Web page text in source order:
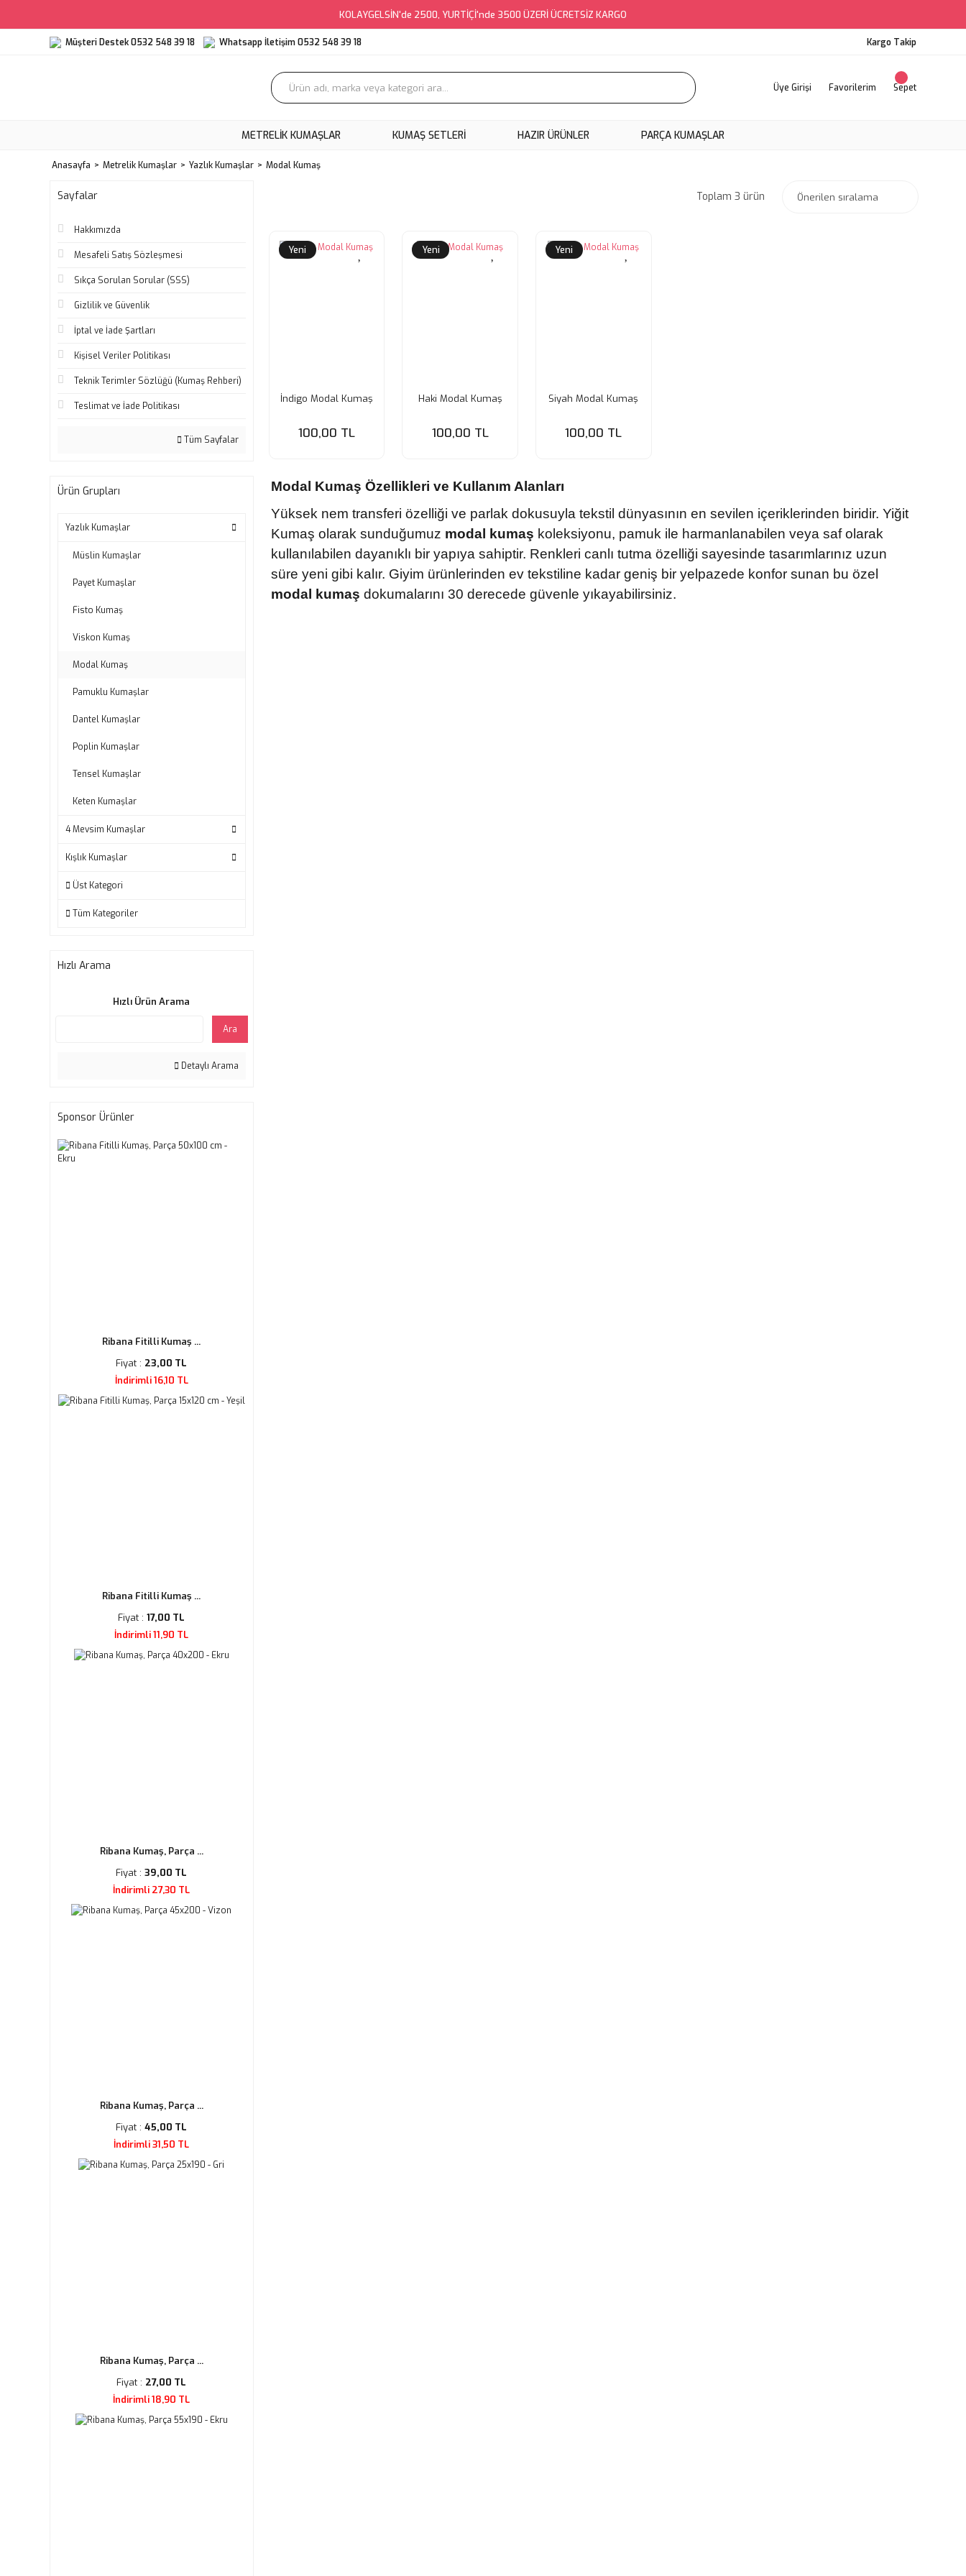
KOLAYGELSİN'de 2500, YURTİÇİ'nde 3500 ÜZERİ ÜCRETSİZ KARGO
Müşteri Destek 0532 548 39 18 Whatsapp İletişim 0532 548 39 18 Kargo Takip
Üye Girişi Favorilerim Sepet
METRELIK KUMAŞLAR KUMAŞ SETLERI HAZIR ÜRÜNLER PARÇA KUMAŞLAR
Anasayfa Metrelik Kumaşlar Yazlık Kumaşlar Modal Kumaş
Sayfalar
Hakkımızda
Mesafeli Satış Sözleşmesi
Sıkça Sorulan Sorular (SSS)
Gizlilik ve Güvenlik
İptal ve İade Şartları
Kişisel Veriler Politikası
Teknik Terimler Sözlüğü (Kumaş Rehberi)
Teslimat ve İade Politikası
Tüm Sayfalar
Ürün Grupları
Yazlık Kumaşlar
Müslin Kumaşlar
Payet Kumaşlar
Fisto Kumaş
Viskon Kumaş
Modal Kumaş
Pamuklu Kumaşlar
Dantel Kumaşlar
Poplin Kumaşlar
Tensel Kumaşlar
Keten Kumaşlar
4 Mevsim Kumaşlar
Kışlık Kumaşlar
Üst Kategori
Tüm Kategoriler
Hızlı Arama
Hızlı Ürün Arama
Ara
Detaylı Arama
Sponsor Ürünler
Ribana Fitilli Kumaş ...
Fiyat : 23,00 TL
İndirimli 16,10 TL
Ribana Fitilli Kumaş ...
Fiyat :17,00 TL
İndirimli 11,90 TL
Ribana Kumaş, Parça ...
Fiyat :39,00 TL
İndirimli 27,30 TL
Ribana Kumaş, Parça ...
Fiyat :45,00 TL
İndirimli 31,50 TL
Ribana Kumaş, Parça ...
Fiyat : 27,00 TL
İndirimli 18,90 TL
Toplam 3 ürün
Yeni
İndigo Modal Kumaş
100,00 TL
Yeni
Haki Modal Kumaş
100,00 TL
Yeni
Siyah Modal Kumaş
100,00 TL
Modal Kumaş Özellikleri ve Kullanım Alanları
Yüksek nem transferi özelliği ve parlak dokusuyla tekstil dünyasının en sevilen içeriklerinden biridir. Yiğit
Kumaş olarak sunduğumuz modal kumaş koleksiyonu, pamuk ile harmanlanabilen veya saf olarak
kullanılabilen dayanıklı bir yapıya sahiptir. Renkleri canlı tutma özelliği sayesinde tasarımlarınız uzun
süre yeni gibi kalır. Giyim ürünlerinden ev tekstiline kadar geniş bir yelpazede konfor sunan bu özel
modal kumaş dokumalarını 30 derecede güvenle yıkayabilirsiniz.